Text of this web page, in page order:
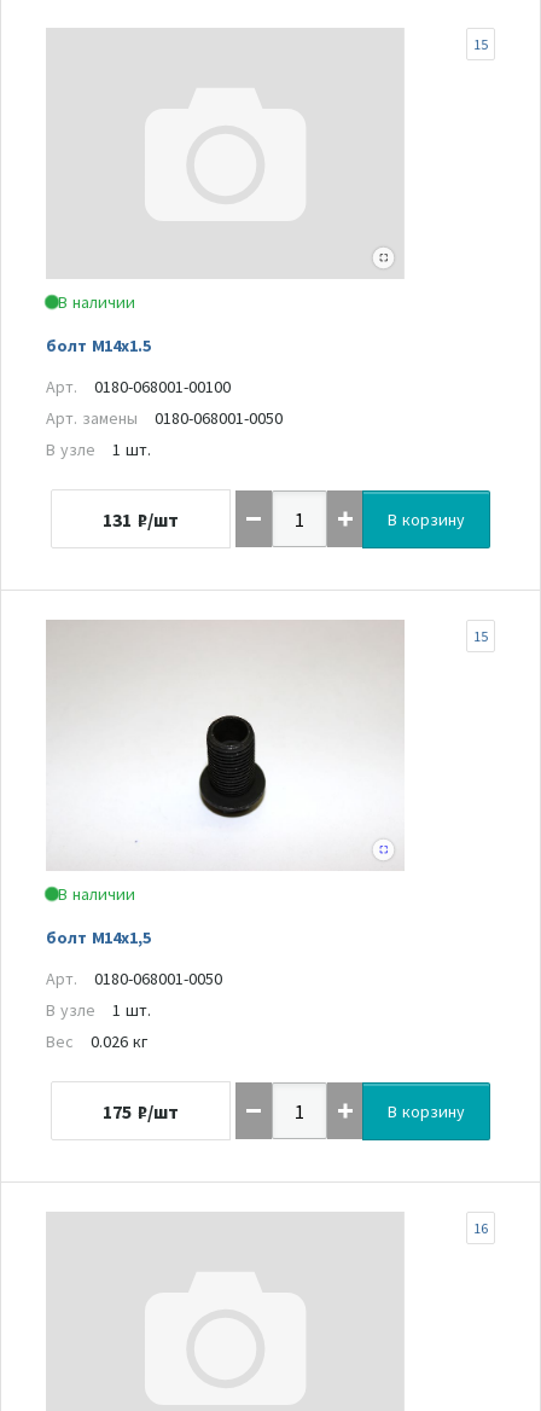
В наличии
болт M14x1.5
15
Арт.
0180-068001-00100
Арт. замены
0180-068001-0050
В узле
1 шт.
131 ₽/шт В корзину
В наличии
болт М14х1,5
15
Арт.
0180-068001-0050
В узле
1 шт.
Вес
0.026 кг
175 ₽/шт В корзину
16